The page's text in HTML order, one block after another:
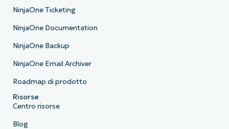
NinjaOne Ticketing
NinjaOne Documentation
NinjaOne Backup
NinjaOne Email Archiver
Roadmap di prodotto
Risorse
Centro risorse
Blog